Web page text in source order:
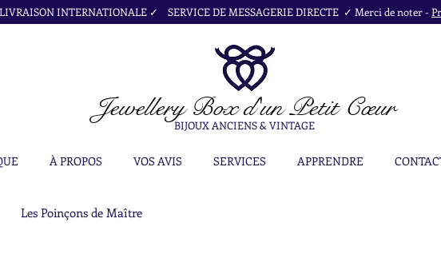
INTERNATIONALE ✓ SERVICE DE MESSAGERIE DIRECTE ✓ Merci de noter -
Jewellery Boxd'un Petit Cœur
BIJOUX ANCIENS & VINTAGE
À PROPOS VOS AVIS SERVICES APPRENDRE
Les Poinçons de Maître